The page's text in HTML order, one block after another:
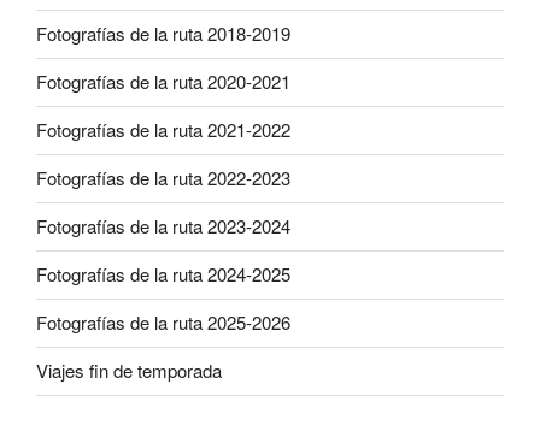
Fotografías de la ruta 2018-2019
Fotografías de la ruta 2020-2021
Fotografías de la ruta 2021-2022
Fotografías de la ruta 2022-2023
Fotografías de la ruta 2023-2024
Fotografías de la ruta 2024-2025
Fotografías de la ruta 2025-2026
Viajes fin de temporada